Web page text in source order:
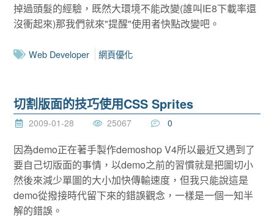
掉過頭髮的經驗，既然大環境不能改變(誰叫IE8下載率還
沒衝起來)那我們就來"提醒"使用者快點改變吧。
Web Developer 網頁優化
切割版面的技巧使用CSS Sprites
2009-01-28 25067 0
因為demo正在著手製作demoshop V4所以最近又遇到了
要自己切版面的事情，以demo之前的習慣就是把圖切小
然後來減少單圖的大小加快傳輸速度，但我只能說這是
demo從撥接時代留下來的錯誤觀念，一樣是一個一知半
解的錯誤。